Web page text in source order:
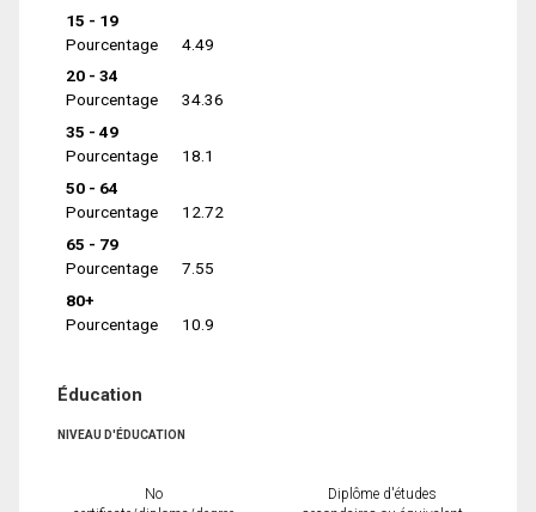
15 - 19
Pourcentage
4.49
20 - 34
Pourcentage
34.36
35 - 49
Pourcentage
18.1
50 - 64
Pourcentage
12.72
65 - 79
Pourcentage
7.55
80+
Pourcentage
10.9
Éducation
NIVEAU D'ÉDUCATION
No
Diplôme d'études